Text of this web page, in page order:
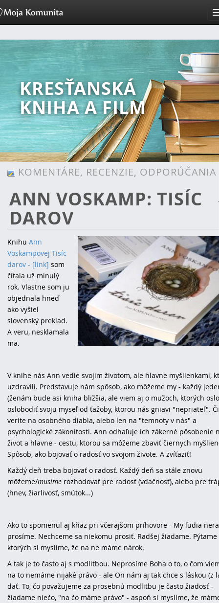
KRESŤANSKÁ
KNIHA A FILM
KOMENTÁRE, RECENZIE, ODPORÚČANIA
ANN VOSKAMP: TISÍC
DAROV
Knihu Ann
Voskampovej Tisíc
darov - [link] som
čítala už minulý
rok. Vlastne som ju
objednala hneď
ako vyšiel
slovenský preklad.
A veru, nesklamala
ma.
V knihe nás Ann vedie svojim životom, ale hlavne myšlienkami,
uzdravili. Predstavuje nám spôsob, ako môžeme my - každý
(ženám bude asi kniha bližšia, ale viem aj o mužoch, ktorých
oslobodiť svoju myseľ od ťažoby, ktorou nás gniavi "nepriateľ".
veríte na osobného diabla, alebo len na "temnoty v nás" a
psychologické zákonitosti. Ann odhaľuje ich zákerné pôsobenie
život a hlavne - cestu, ktorou sa môžeme zbaviť čiernych
Spôsob, ako bojovať o radosť vo svojom živote. A zvíťaziť!
Každý deň treba bojovať o radosť. Každý deň sa stále znovu
môžeme/musíme rozhodovať pre radosť (vďačnosť), alebo pre
(hnev, žiarlivosť, smútok...)
Ako to spomenul aj kňaz pri včerajšom príhovore - My ľudia
prosíme. Nechceme sa niekomu prosiť. Radšej žiadame. Pýtame
ktorých si myslíme, že na ne máme nárok.
A tak je to často aj s modlitbou. Neprosíme Boha o to, o čom
na to nemáme nijaké právo - ale On nám aj tak chce s láskou (z
dať. To, čo považujeme za prosebnú modlitbu je často žiadosť -
žiadame niečo, "na čo máme právo" - aspoň si myslíme, že